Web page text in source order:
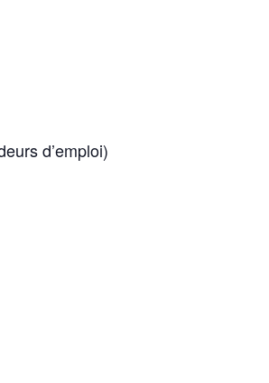
d’emploi)